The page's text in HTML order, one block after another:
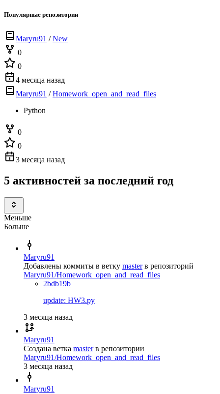
Популярные репозитории
Maryru91 /New
0
0
4 месяца назад
Maryru91 /Homework_open_and_read_files
Python
0
0
3 месяца назад
5 активностей за последний год
Меньше
Больше
Maryru91
Добавлены коммиты в ветку master в репозиторий
Maryru91/Homework_open_and_read_files
2bdb19b
update: HW3.py
3 месяца назад
Maryru91
Создана ветка master в репозитории
Maryru91/Homework_open_and_read_files
3 месяца назад
Maryru91